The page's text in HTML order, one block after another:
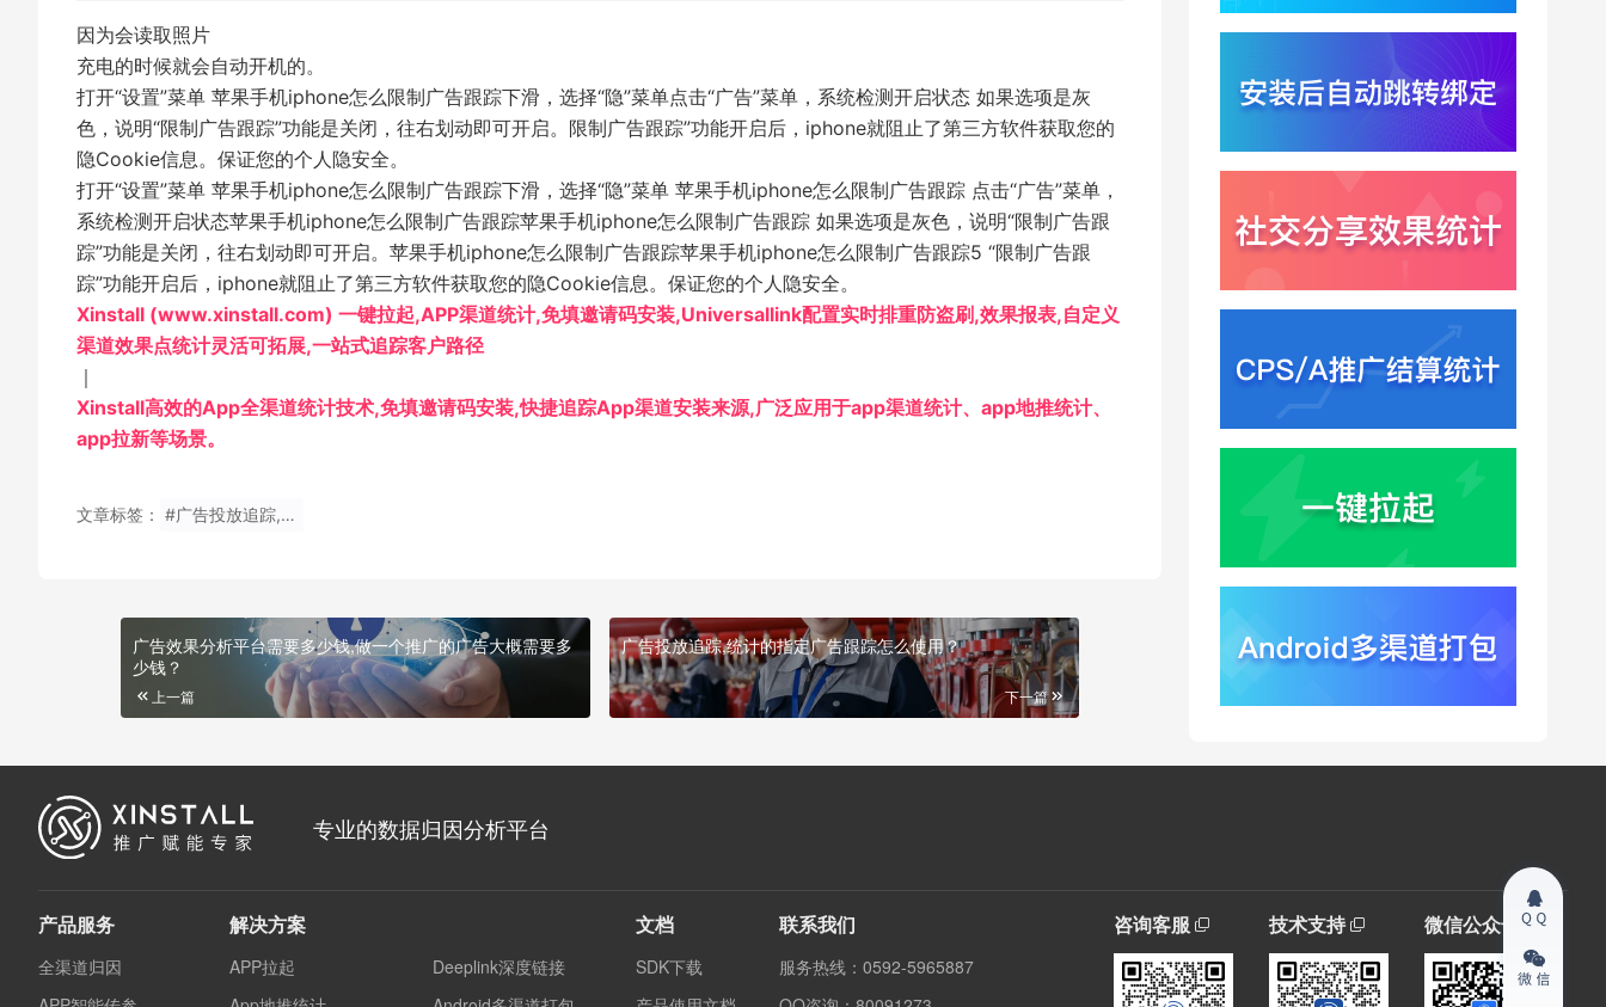
因为会读取照片
充电的时候就会自动开机的。
打开“设置”菜单 苹果手机iphone怎么限制广告跟踪下滑，选择“隐”菜单点击“广告”菜单，系统检测开启状态 如果选项是灰
色，说明“限制广告跟踪”功能是关闭，往右划动即可开启。限制广告跟踪”功能开启后，iphone就阻止了第三方软件获取您的
隐Cookie信息。保证您的个人隐安全。
打开“设置”菜单 苹果手机iphone怎么限制广告跟踪下滑，选择“隐”菜单 苹果手机iphone怎么限制广告跟踪 点击“广告”菜单，
系统检测开启状态苹果手机iphone怎么限制广告跟踪苹果手机iphone怎么限制广告跟踪 如果选项是灰色，说明“限制广告跟
踪”功能是关闭，往右划动即可开启。苹果手机iphone怎么限制广告跟踪苹果手机iphone怎么限制广告跟踪5 “限制广告跟
踪”功能开启后，iphone就阻止了第三方软件获取您的隐Cookie信息。保证您的个人隐安全。
Xinstall (www.xinstall.com) 一键拉起,APP渠道统计,免填邀请码安装,Universallink配置实时排重防盗刷,效果报表,自定义
渠道效果点统计灵活可拓展,一站式追踪客户路径
｜
Xinstall高效的App全渠道统计技术,免填邀请码安装,快捷追踪App渠道安装来源,广泛应用于app渠道统计、app地推统计、
app拉新等场景。
文章标签： #广告投放追踪,限制广告跟踪是干嘛的有什么用？
广告效果分析平台需要多少钱,做一个推广的广告大概需要多
少钱？
上一篇
广告投放追踪,统计的指定广告跟踪怎么使用？
下一篇
千问已在特斯拉车机内
测？大模型上车打通跨
端服务与全渠道归因新
闭环
2026-07-31
Win11七月更新上线？桌
面环境能力升级加速PC
专业的数据归因分析平台
产品服务
全渠道归因
解决方案
APP拉起
Deeplink深度链接
文档
SDK下载
联系我们
服务热线：0592-5965887
咨询客服 技术支持 微信公众号